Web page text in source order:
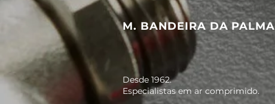
M. BANDEIRA DA PALMA
Desde 1962.
Especialistas em ar comprimido.